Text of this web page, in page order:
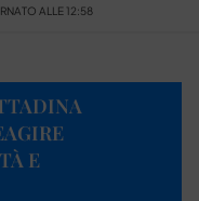
ALLE 12:58
E